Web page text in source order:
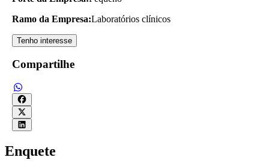
Ramo da Empresa:Laboratórios clínicos
Tenho interesse
Compartilhe
Enquete